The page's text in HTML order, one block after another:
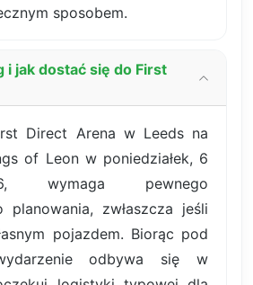
sposobem.
i jak dostać się do First
Direct Arena w Leeds na
of Leon w poniedziałek, 6
wymaga pewnego
planowania, zwłaszcza jeśli
pojazdem. Biorąc pod
odbywa się w